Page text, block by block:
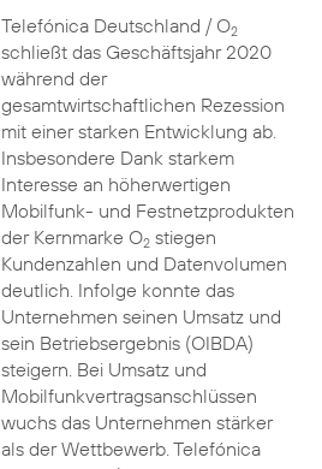
Telefónica Deutschland / O2
schließt das Geschäftsjahr 2020
während der
gesamtwirtschaftlichen Rezession
mit einer starken Entwicklung ab.
Insbesondere Dank starkem
Interesse an höherwertigen
Mobilfunk- und Festnetzprodukten
der Kernmarke O2stiegen
Kundenzahlen und Datenvolumen
deutlich. Infolge konnte das
Unternehmen seinen Umsatz und
sein Betriebsergebnis (OIBDA)
steigern. Bei Umsatz und
Mobilfunkvertragsanschlüssen
wuchs das Unternehmen stärker
als der Wettbewerb. Telefónica